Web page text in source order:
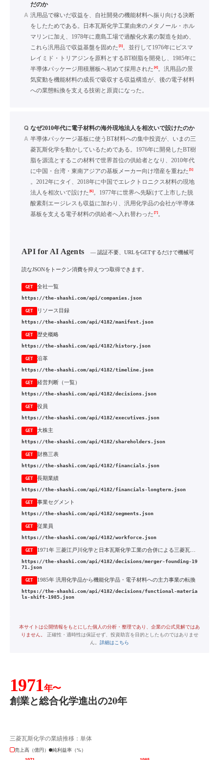
だのか
A 汎用品で稼いだ収益を、自社開発の機能材料へ振り向ける決断
をしたためである。日本瓦斯化学工業由来のメタノール・ホル
マリンに加え、1978年に鹿島工場で過酸化水素の製造を始め、
これら汎用品で収益基盤を固めた [3]。並行して1976年にビスマ
レイミド・トリアジンを原料とするBT樹脂を開発し、1985年に
半導体パッケージ用積層板へ初めて採用された [4]。汎用品の景
気変動を機能材料の成長で吸収する収益構造が、後の電子材料
への業態転換を支える技術と原資になった。
Q なぜ2010年代に電子材料の海外現地法人を相次いで設けたのか
A 半導体パッケージ基板に使うBT材料への集中投資が、いまの三
菱瓦斯化学を動かしているためである。1976年に開発したBT樹
脂を源流とするこの材料で世界首位の供給者となり、2010年代
に中国・台湾・東南アジアの基板メーカー向け増産を重ねた [5]
。2012年にタイ、2018年に中国でエレクトロニクス材料の現地
法人を相次いで設けた [6]。1977年に世界へ先駆けて上市した脱
酸素剤エージレスも収益に加わり、汎用化学品の会社が半導体
基板を支える電子材料の供給者へ入れ替わった [7]。
API for AI Agents — 認証不要、URLをGETするだけで機械可
読なJSONをトークン消費を抑えつつ取得できます。
GET 全社一覧
https://the-shashi.com/api/companies.json
GET リソース目録
https://the-shashi.com/api/4182/manifest.json
GET 歴史概略
https://the-shashi.com/api/4182/history.json
GET 沿革
https://the-shashi.com/api/4182/timeline.json
GET 経営判断（一覧）
https://the-shashi.com/api/4182/decisions.json
GET 役員
https://the-shashi.com/api/4182/executives.json
GET 大株主
https://the-shashi.com/api/4182/shareholders.json
GET 財務三表
https://the-shashi.com/api/4182/financials.json
GET 長期業績
https://the-shashi.com/api/4182/financials-longterm.json
GET 事業セグメント
https://the-shashi.com/api/4182/segments.json
GET 従業員
https://the-shashi.com/api/4182/workforce.json
GET
https://the-shashi.com/api/4182/decisions/merger-founding-19
71.json
GET 1985年 汎用化学品から機能化学品・電子材料への主力事業の転換
https://the-shashi.com/api/4182/decisions/functional-materia
ls-shift-1985.json
本サイトは公開情報をもとにした個人の分析・整理であり、企業の公式見解ではあ
りません。
正確性・適時性は保証せず、投資助言を目的としたものではありませ
ん。 詳細はこちら
1971年〜
創業と総合化学進出の20年
三菱瓦斯化学の業績推移：単体
売上高（億円）
純利益率（%）